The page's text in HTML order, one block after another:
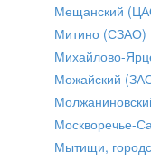
Мещанский
Митино (СЗАО)
Михайлово-
Можайский
Москворечье-
Мытищи,